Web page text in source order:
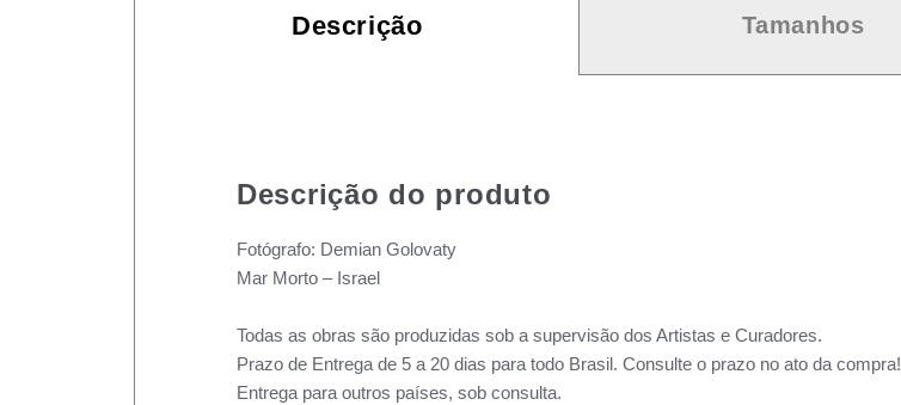
Descrição Tamanhos
Descrição do produto
Fotógrafo: Demian Golovaty
Mar Morto – Israel
Todas as obras são produzidas sob a supervisão dos Artistas e Curadores.
Prazo de Entrega de 5 a 20 dias para todo Brasil. Consulte o prazo no ato da compra!
Entrega para outros países, sob consulta.